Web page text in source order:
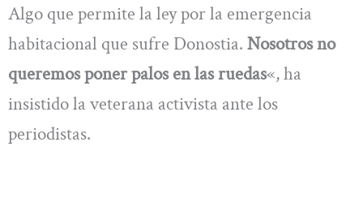
Algo que permite la ley por la emergencia
habitacional que sufre Donostia. Nosotros no
queremos poner palos en las ruedas«, ha
insistido la veterana activista ante los
periodistas.